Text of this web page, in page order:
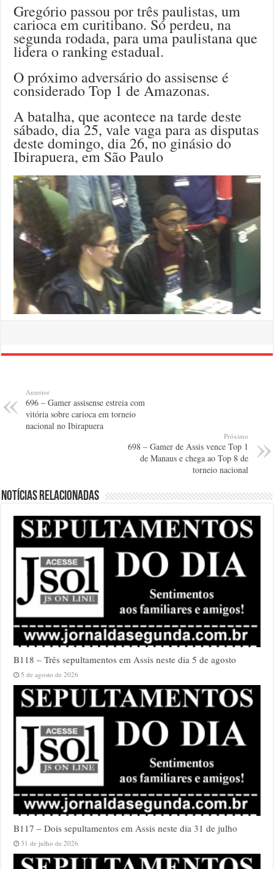
Gregório passou por três paulistas, um
carioca em curitibano. Só perdeu, na
segunda rodada, para uma paulistana que
lidera o ranking estadual.
O próximo adversário do assisense é
considerado Top 1 de Amazonas.
A batalha, que acontece na tarde deste
sábado, dia 25, vale vaga para as disputas
deste domingo, dia 26, no ginásio do
Ibirapuera, em São Paulo
Anterior
696 – Gamer assisense estreia com
vitória sobre carioca em torneio
nacional no Ibirapuera
Próximo
698 – Gamer de Assis vence Top 1
de Manaus e chega ao Top 8 de
torneio nacional
Notícias relacionadas
B118 – Três sepultamentos em Assis neste dia 5 de agosto
5 de agosto de 2026
B117 – Dois sepultamentos em Assis neste dia 31 de julho
31 de julho de 2026